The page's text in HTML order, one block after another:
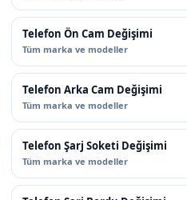
Telefon Ön Cam Değişimi
Tüm marka ve modeller
Telefon Arka Cam Değişimi
Tüm marka ve modeller
Telefon Şarj Soketi Değişimi
Tüm marka ve modeller